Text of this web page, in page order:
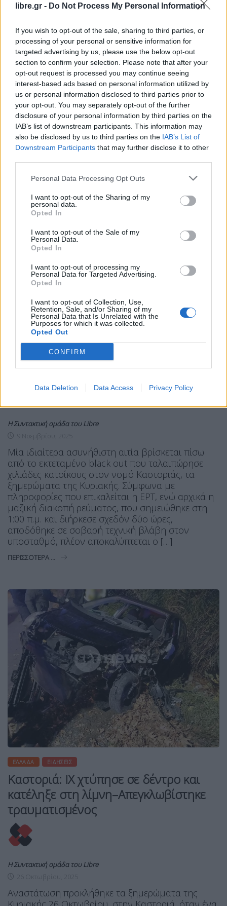
libre.gr - Do Not Process My Personal Information
If you wish to opt-out of the sale, sharing to third parties, or
processing of your personal or sensitive information for
targeted advertising by us, please use the below opt-out
section to confirm your selection. Please note that after your
opt-out request is processed you may continue seeing
interest-based ads based on personal information utilized by
us or personal information disclosed to third parties prior to
your opt-out. You may separately opt-out of the further
disclosure of your personal information by third parties on the
IAB’s list of downstream participants. This information may
also be disclosed by us to third parties on the IAB’s List of
Downstream Participants that may further disclose it to other
Personal Data Processing Opt Outs
I want to opt-out of the Sharing of my
personal data.
Opted In
I want to opt-out of the Sale of my
Personal Data.
Opted In
I want to opt-out of processing my
Personal Data for Targeted Advertising.
Opted In
I want to opt-out of Collection, Use,
Retention, Sale, and/or Sharing of my
Personal Data that Is Unrelated with the
Purposes for which it was collected.
Opted Out
CONFIRM
Data Deletion Data Access Privacy Policy
Η Συντακτική ομάδα του Libre
Τρία άτομα (μία 19χρονη ημεδαπή και δύο
αλλοδαποί, 20 και 34 ετών) συνελήφθησαν, χθες,
σε περιοχές της Καστοριάς και της Πέλλας, για
διακίνηση μεγάλης ποσότητας ακατέργαστης
κάνναβης, βάρους 28 κιλών και 100 γραμμαρίων.
Ειδικότερα, αστυνομικοί του Τμήματος Δίωξης
Ναρκωτικών της Υποδιεύθυνσης Δίωξης και
Εξιχνίασης Εγκλημάτων (Υ.Δ.Ε.Ε.) Καστοριάς
εντόπισαν Ι.Χ.Ε. αυτοκίνητο, με οδηγό τη 19χρονη
και […]
ΠΕΡΙΣΣΌΤΕΡΑ ...
ΕΛΛΆΔΑ ΕΙΔΉΣΕΙΣ
Καστοριά: Ένα πετροκούναβο ”έριξε”
το ρεύμα στον μισό νομό
Η Συντακτική ομάδα του Libre
Μία ιδιαίτερα ασυνήθιστη αιτία βρίσκεται πίσω
από το εκτεταμένο black out που ταλαιπώρησε
χιλιάδες κατοίκους στον νομό Καστοριάς, τα
ξημερώματα της Κυριακής. Σύμφωνα με
πληροφορίες που επικαλείται η ΕΡΤ, ενώ αρχικά η
μαζική διακοπή ρεύματος, που σημειώθηκε στη
1:00 π.μ. και διήρκεσε σχεδόν δύο ώρες,
αποδόθηκε σε σοβαρή τεχνική βλάβη στον
υποσταθμό, πλέον αποκαλύπτεται ο […]
ΠΕΡΙΣΣΌΤΕΡΑ ...
ΕΛΛΆΔΑ ΕΙΔΉΣΕΙΣ
Καστοριά: ΙΧ χτύπησε σε δέντρο και
κατέληξε στη λίμνη–Απεγκλωβίστηκε
τραυματισμένος
Η Συντακτική ομάδα του Libre
26 Οκτωβρίου, 2025
Αναστάτωση προκλήθηκε τα ξημερώματα της